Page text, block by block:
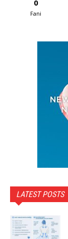
0
Fani
LATEST POSTS